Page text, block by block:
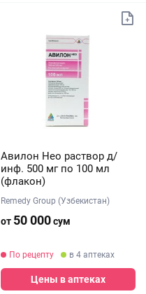
Авилон Нео раствор д/
инф. 500 мг по 100 мл
(флакон)
Remedy Group (Узбекистан)
от 50 000сум
По рецепту в 4 аптеках
Цены в аптеках